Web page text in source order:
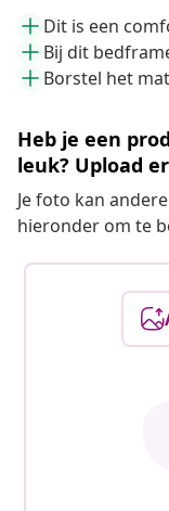
Dit is een
Bij dit
Borstel het
Heb je een
leuk? Upload
Je foto kan
hieronder om te